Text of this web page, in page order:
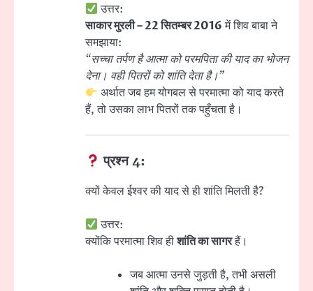
उत्तर:
साकार मुरली – 22 सितम्बर 2016में शिव बाबा ने
समझाया:
“सच्चा तर्पण है आत्मा को परमपिता की याद का भोजन
देना। वही पितरों को शांति देता है।”
अर्थात जब हम योगबल से परमात्मा को याद करते
हैं, तो उसका लाभ पितरों तक पहुँचता है।
प्रश्न 4:
क्यों केवल ईश्वर की याद से ही शांति मिलती है?
उत्तर:
क्योंकि परमात्मा शिव हीशांति का सागरहैं।
जब आत्मा उनसे जुड़ती है, तभी असली